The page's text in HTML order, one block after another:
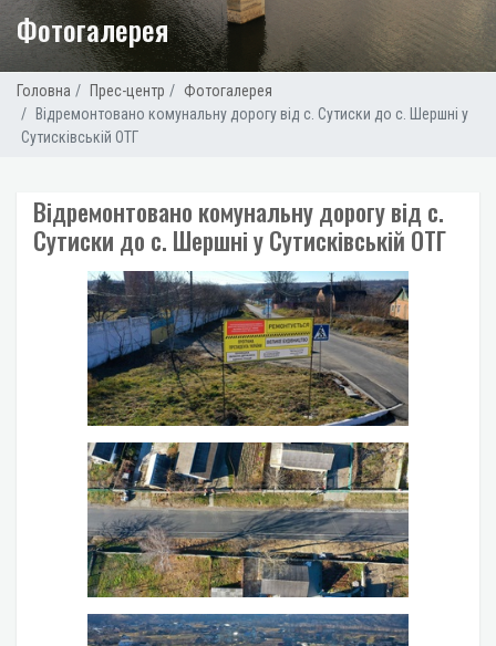
Головна Прес-центр
Фотогалерея
Відремонтовано комунальну дорогу від с. Сутиски до с. Шершні у
Сутисківській ОТГ
Фотогалерея
Відремонтовано комунальну дорогу від с.
Сутиски до с. Шершні у Сутисківській ОТГ